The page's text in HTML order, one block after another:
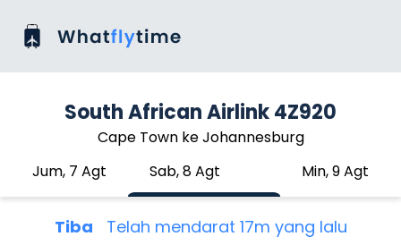
South African Airlink 4Z920
Cape Town ke Johannesburg
Jum, 7 Agt
Sab, 8 Agt Min, 9 Agt
Tiba Telah mendarat 17m yang lalu